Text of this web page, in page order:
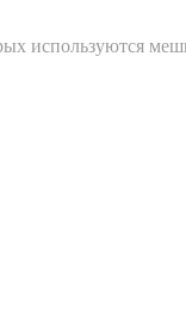
используются